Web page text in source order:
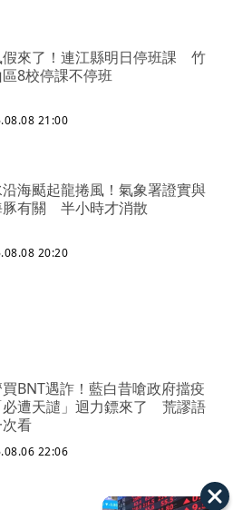
假來了！連江縣明日停班課 竹
8校停課不停班
21:00
海颳起龍捲風！氣象署證實與
豚有關 半小時才消散
20:20
BNT遇詐！藍白昔嗆政府擋疫
必遭天譴」迴力鏢來了 荒謬語
看
22:06